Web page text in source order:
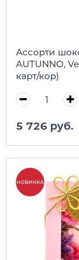
Ассорти
AUTUNNO,
карт/кор)
5 726 руб.
НОВИНКА